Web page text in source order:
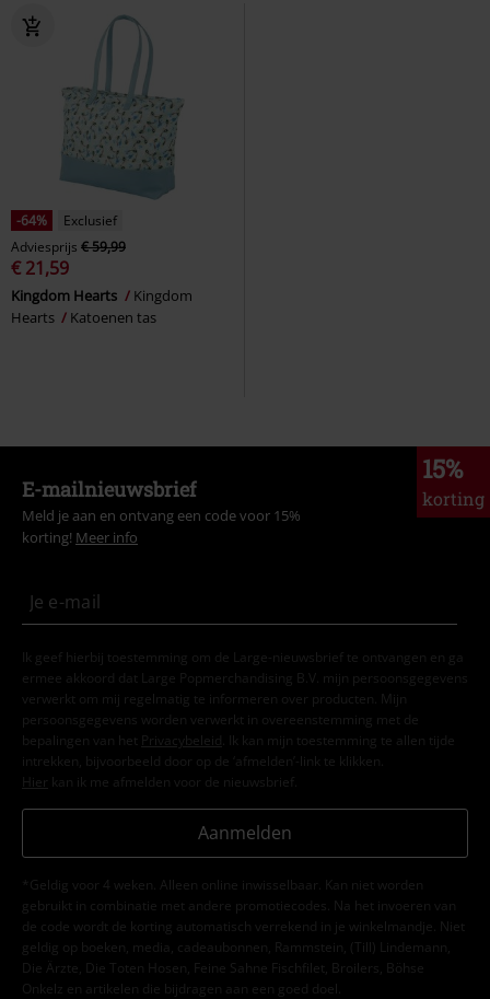
-64%
Exclusief
Adviesprijs € 59,99
€ 21,59
Kingdom Hearts
Kingdom
Hearts
Katoenen tas
15%
korting
E-mailnieuwsbrief
Meld je aan en ontvang een code voor 15%
korting! Meer info
Ik geef hierbij toestemming om de Large-nieuwsbrief te ontvangen en ga
ermee akkoord dat Large Popmerchandising B.V. mijn persoonsgegevens
verwerkt om mij regelmatig te informeren over producten. Mijn
persoonsgegevens worden verwerkt in overeenstemming met de
bepalingen van het
Privacybeleid . Ik kan mijn toestemming te allen tijde
intrekken, bijvoorbeeld door op de ‘afmelden’-link te klikken.
Hier kan ik me afmelden voor de nieuwsbrief.
Aanmelden
*Geldig voor 4 weken. Alleen online inwisselbaar. Kan niet worden
gebruikt in combinatie met andere promotiecodes. Na het invoeren van
de code wordt de korting automatisch verrekend in je winkelmandje. Niet
geldig op boeken, media, cadeaubonnen, Rammstein, (Till) Lindemann,
Die Ärzte, Die Toten Hosen, Feine Sahne Fischfilet, Broilers, Böhse
Onkelz en artikelen die bijdragen aan een goed doel.